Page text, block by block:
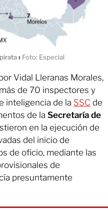
ı Foto: Especial
Vidal Lleranas Morales,
de 70 inspectores y
inteligencia de la SSC de
de la Secretaría de
en la ejecución de
del inicio de
de oficio, mediante las
de
presuntamente